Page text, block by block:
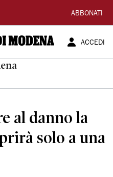
ABBONATI
ACCEDI
al danno la
solo a una